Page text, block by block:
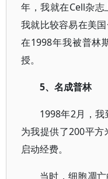
年，我就在Cell杂志
我就比较容易在美
在1998年我被普林
授。
5、名成普林
1998年2月，
为我提供了200平
启动经费。
当时，细胞凋